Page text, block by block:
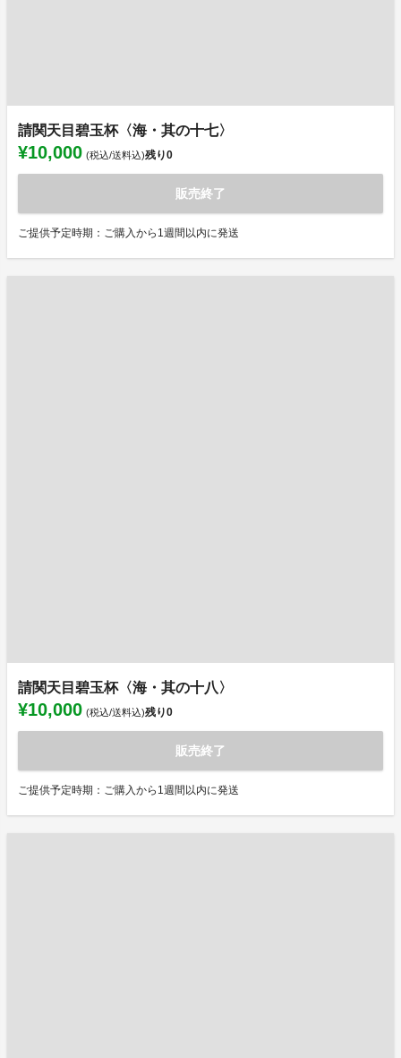
請関天目碧玉杯〈海・其の十七〉
¥10,000 (税込/送料込)残り0
販売終了
ご提供予定時期：ご購入から1週間以内に発送
請関天目碧玉杯〈海・其の十八〉
¥10,000 (税込/送料込)残り0
販売終了
ご提供予定時期：ご購入から1週間以内に発送